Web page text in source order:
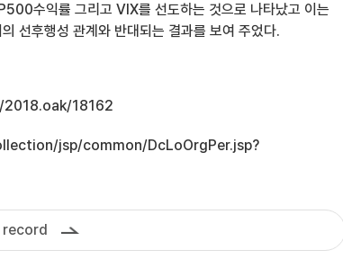
수익률 그리고 VIX를 선도하는 것으로 나타났고 이는
선후행성 관계와 반대되는 결과를 보여 주었다.
18162
jsp/common/DcLoOrgPer.jsp?